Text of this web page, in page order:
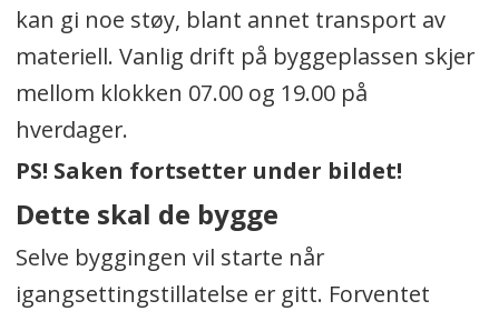
kan gi noe støy, blant annet transport av
materiell. Vanlig drift på byggeplassen skjer
mellom klokken 07.00 og 19.00 på
hverdager.
PS! Saken fortsetter under bildet!
Dette skal de bygge
Selve byggingen vil starte når
igangsettingstillatelse er gitt. Forventet